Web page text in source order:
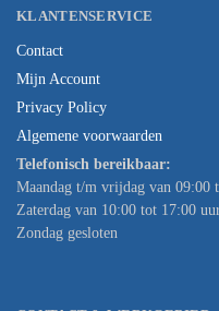
KLANTENSERVICE
Contact
Mijn Account
Privacy Policy
Algemene voorwaarden
Telefonisch bereikbaar:
Maandag t/m vrijdag van 09:00
Zaterdag van 10:00 tot 17:00
Zondag gesloten